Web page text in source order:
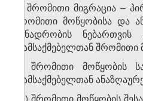
ი) შრომითი მიგრაცია –
შრომითი მოწყობისა და
ბინადრობის
დამსაქმებელთან
კ) შრომითი მოწყობის
დამსაქმებელთან